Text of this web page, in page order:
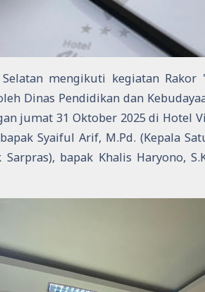
mengikuti kegiatan Rakor
Dinas Pendidikan dan
jumat 31 Oktober 2025 di Hotel
Syaiful Arif, M.Pd. (Kepala
Sarpras), bapak Khalis Haryono,